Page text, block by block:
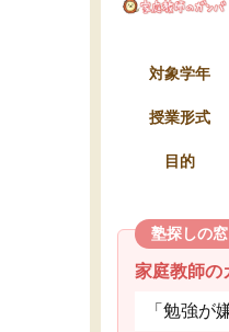
対象学年
授業形式
目的
塾探しの
家庭教師の
「勉強が